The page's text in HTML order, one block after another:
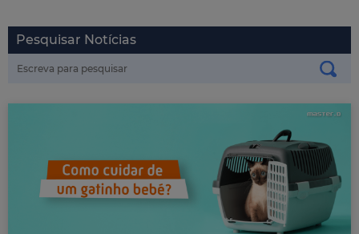
Pesquisar Notícias